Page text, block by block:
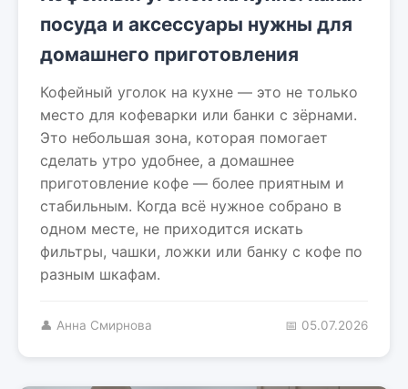
посуда и аксессуары нужны для
домашнего приготовления
Кофейный уголок на кухне — это не только
место для кофеварки или банки с зёрнами.
Это небольшая зона, которая помогает
сделать утро удобнее, а домашнее
приготовление кофе — более приятным и
стабильным. Когда всё нужное собрано в
одном месте, не приходится искать
фильтры, чашки, ложки или банку с кофе по
разным шкафам.
👤 Анна Смирнова 📅 05.07.2026